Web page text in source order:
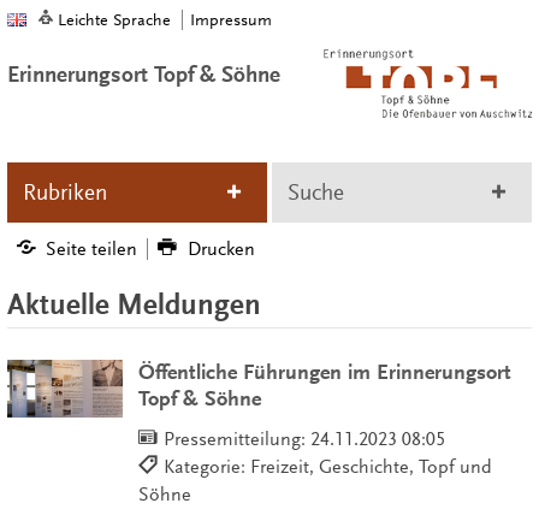
Leichte Sprache Impressum
Erinnerungsort Topf & Söhne
Rubriken Suche
Seite teilen Drucken
Aktuelle Meldungen
Öffentliche Führungen im Erinnerungsort
Topf & Söhne
Pressemitteilung: 24.11.2023 08:05
Kategorie: Freizeit, Geschichte, Topf und
Söhne